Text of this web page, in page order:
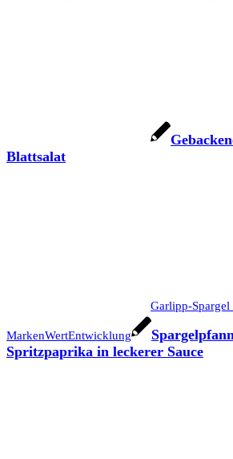
Blattsalat
Garlipp-
MarkenWertEntwicklung
Spritzpaprika in leckerer Sauce